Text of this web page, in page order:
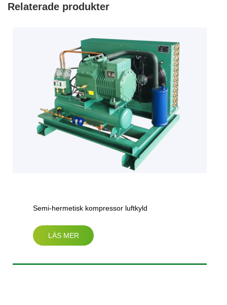
Relaterade produkter
Semi-hermetisk kompressor luftkyld
kondenseringsenhet（3HP-25HP）
LÄS MER